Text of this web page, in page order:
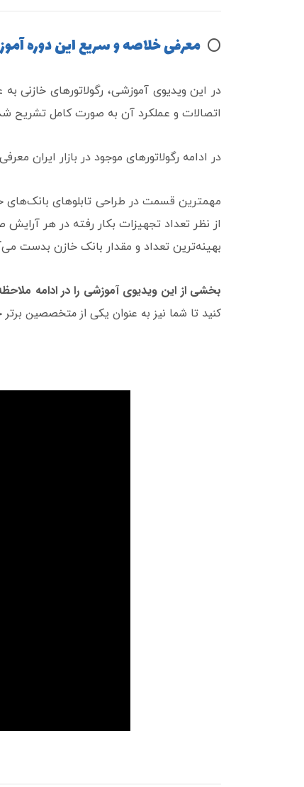
⭕️ معرفی خلاصه و سریع این دوره
در این ویدیوی آموزشی، رگولاتورهای خازنی
اتصالات و عملکرد آن به صورت کامل تشریح
در ادامه رگولاتورهای موجود در بازار
مهمترین قسمت در طراحی تابلوهای بانک‌های
از نظر تعداد تجهیزات بکار رفته در هر
بهینه‌ترین تعداد و مقدار بانک خازن بدست
بخشی از این ویدیوی آموزشی را در ادامه
کنید تا شما نیز به عنوان یکی از متخصصین